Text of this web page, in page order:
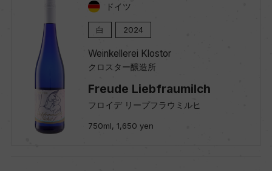
ドイツ
白 2024
Weinkellerei Klostor
クロスター醸造所
Freude Liebfraumilch
フロイデ リープフラウミルヒ
750ml, 1,650 yen